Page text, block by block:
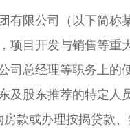
有限公司（以下简
项目开发与销售等重
司总经理等职务上的
及股东推荐的特定人
房款或办理按揭贷款